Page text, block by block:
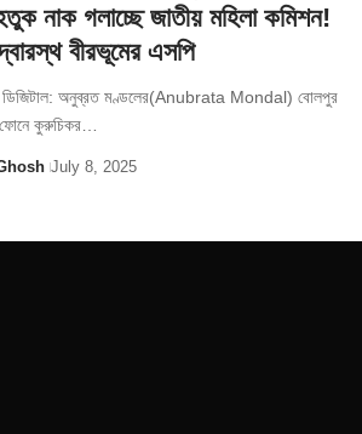
নাক গলাচ্ছে জাতীয় মহিলা কমিশন!
বীরভূমের এসপি
ডিজিটাল: অনুব্রত মণ্ডলের(Anubrata Mondal) বোলপুর
কুরুচিকর…
July 8, 2025